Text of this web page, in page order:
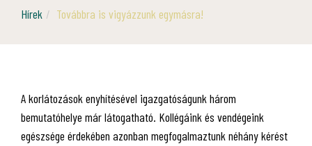
Hírek
Továbbra is vigyázzunk egymásra!
A korlátozások enyhítésével igazgatóságunk három
bemutatóhelye már látogatható. Kollégáink és vendégeink
egészsége érdekében azonban megfogalmaztunk néhány kérést